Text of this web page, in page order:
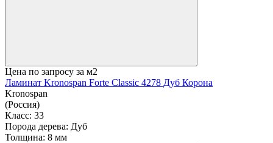
Цена по запросу за м2
Ламинат Kronospan Forte Classic 4278 Дуб Корона
Kronospan
(Россия)
Класс: 33
Порода дерева: Дуб
Толщина: 8 мм